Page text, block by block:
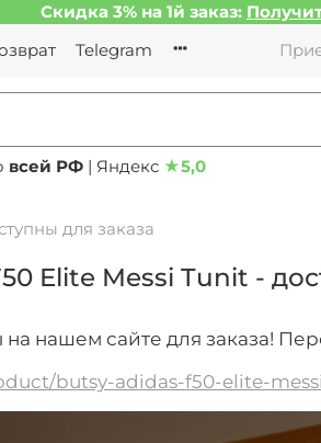
Скидка 3% на 1й заказ:
Telegram
всей РФ | Яндекс ★5,0
для заказа
Elite Messi Tunit -
на нашем сайте для заказа!
butsy-adidas-f50-elite-